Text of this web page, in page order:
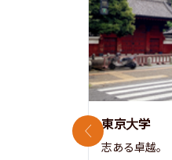
東京大学
志ある卓越。
前のスライド